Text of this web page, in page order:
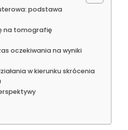
podstawa
na tomografię
oczekiwania na wyniki
w kierunku skrócenia